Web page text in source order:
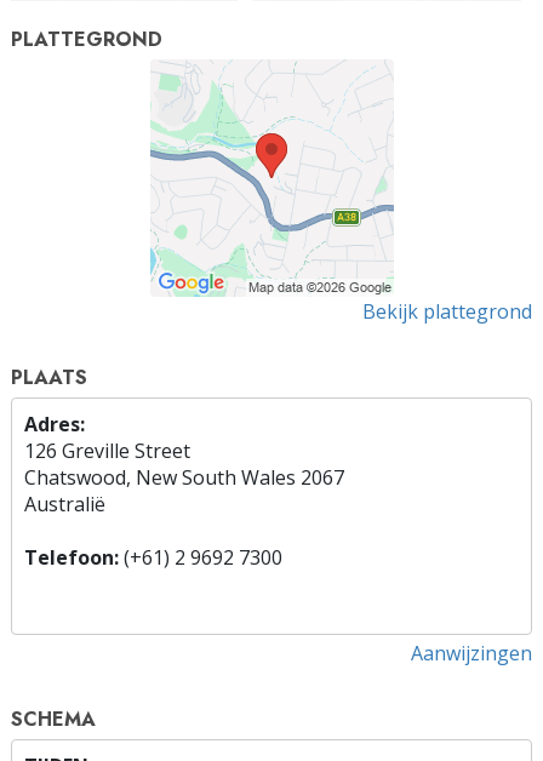
PLATTEGROND
Bekijk plattegrond
PLAATS
Adres:
126 Greville Street
Chatswood, New South Wales 2067
Australië
Telefoon:(+61) 2 9692 7300
Aanwijzingen
SCHEMA